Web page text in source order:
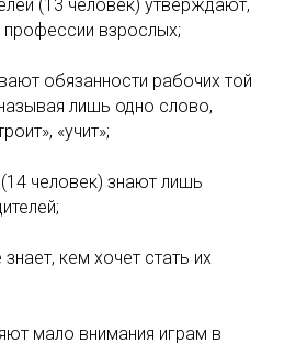
(13 человек) утверждают,
профессии взрослых;
обязанности рабочих той
лишь одно слово,
«учит»;
человек) знают лишь
кем хочет стать их
мало внимания играм в